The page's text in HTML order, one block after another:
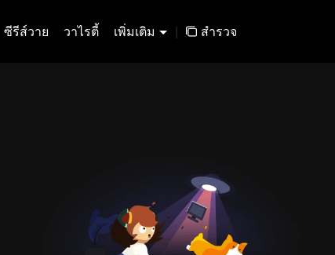
ซีรีส์วาย วาไรตี้ เพิ่มเติม | สำรวจ